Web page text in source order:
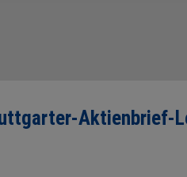
Aktienbrief-